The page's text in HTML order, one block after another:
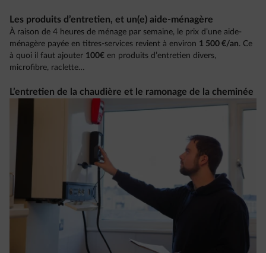
Les produits d’entretien, et un(e) aide-ménagère
À raison de 4 heures de ménage par semaine, le prix d’une aide-
ménagère payée en titres-services revient à environ 1 500 €/an. Ce
à quoi il faut ajouter 100€ en produits d’entretien divers,
microfibre, raclette…
L’entretien de la chaudière et le ramonage de la cheminée